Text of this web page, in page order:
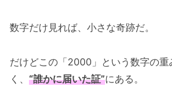
数字だけ見れば、小さな奇跡だ。
だけどこの「2000」という数字の重
く、 “誰かに届いた証”にある。